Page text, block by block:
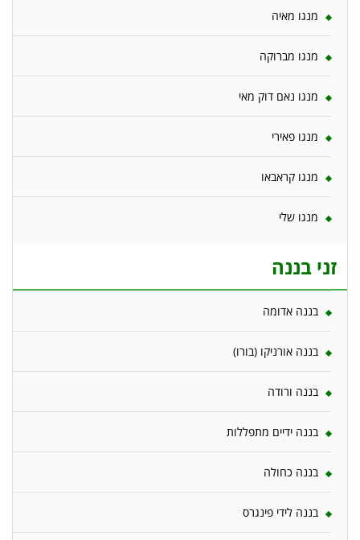
מנגו מאיה
מנגו מברוקה
מנגו נאם דוק מאי
מנגו פאירי
מנגו קראבאו
מנגו שלי
זני בננה
בננה אדומה
בננה אורניקו (בורו)
בננה ורודה
בננה ידיים מתפללות
בננה כחולה
בננה לידי פינגרס